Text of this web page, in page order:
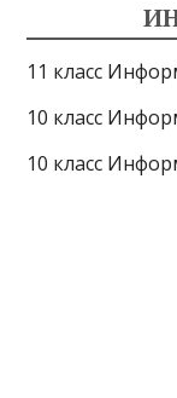
11 класс
10 класс
10 класс